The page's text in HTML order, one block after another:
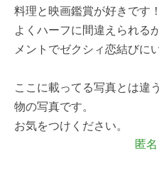
料理と映画鑑賞が好きです！
よくハーフに間違えられる
メントでゼクシィ恋結びに
ここに載ってる写真とは違
物の写真です。
お気をつけください。
匿